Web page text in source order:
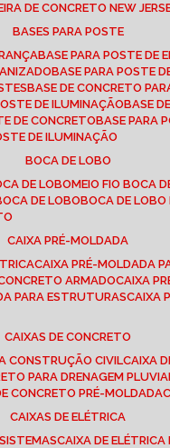
DE CONCRETO NEW
BASES PARA POSTE
BASE PARA POSTE DE
BASE PARA POSTE
BASE DE CONCRETO
DE ILUMINAÇÃO
BASE
DE CONCRETO BASE PARA
DE ILUMINAÇÃO
BOCA DE LOBO
DE LOBO MEIO FIO BOCA
DE LOBO BOCA DE
CAIXA PRÉ-MOLDADA
CAIXA PRÉ-MOLDADA
ARMADO
CAIXA
PARA ESTRUTURAS CAIXA
CAIXAS DE CONCRETO
CONSTRUÇÃO CIVIL CAIXA
PARA DRENAGEM
CONCRETO PRÉ-MOLDADA
CAIXAS DE ELÉTRICA
SISTEMAS CAIXA DE